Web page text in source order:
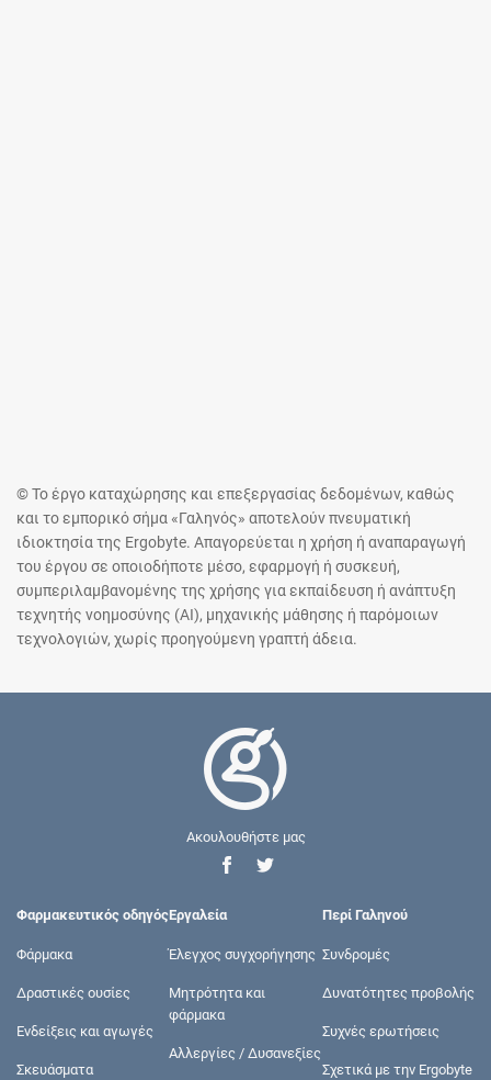
© Το έργο καταχώρησης και επεξεργασίας δεδομένων, καθώς
και το εμπορικό σήμα «Γαληνός» αποτελούν πνευματική
ιδιοκτησία της Ergobyte. Απαγορεύεται η χρήση ή αναπαραγωγή
του έργου σε οποιοδήποτε μέσο, εφαρμογή ή συσκευή,
συμπεριλαμβανομένης της χρήσης για εκπαίδευση ή ανάπτυξη
τεχνητής νοημοσύνης (AI), μηχανικής μάθησης ή παρόμοιων
τεχνολογιών, χωρίς προηγούμενη γραπτή άδεια.
Ακουλουθήστε μας
Φαρμακευτικός οδηγός
Φάρμακα
Δραστικές ουσίες
Ενδείξεις και αγωγές
Σκευάσματα
Εργαλεία
Έλεγχος συγχορήγησης
Μητρότητα και
φάρμακα
Αλλεργίες / Δυσανεξίες
Περί Γαληνού
Συνδρομές
Δυνατότητες προβολής
Συχνές ερωτήσεις
Σχετικά με την Ergobyte